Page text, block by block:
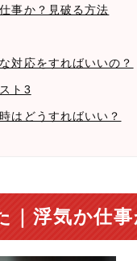
事か？見破る方法
対応をすればいいの？
ト3
はどうすればいい？
｜浮気か仕